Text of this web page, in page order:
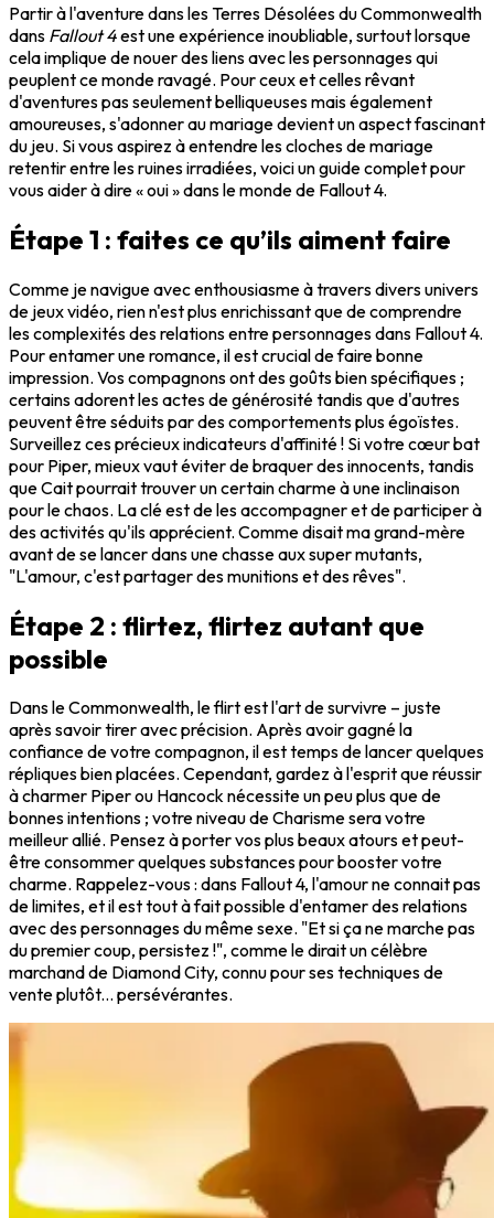
Partir à l'aventure dans les Terres Désolées du Commonwealth
dans Fallout 4est une expérience inoubliable, surtout lorsque
cela implique de nouer des liens avec les personnages qui
peuplent ce monde ravagé. Pour ceux et celles rêvant
d'aventures pas seulement belliqueuses mais également
amoureuses, s'adonner au mariage devient un aspect fascinant
du jeu. Si vous aspirez à entendre les cloches de mariage
retentir entre les ruines irradiées, voici un guide complet pour
vous aider à dire « oui » dans le monde de Fallout 4.
Étape 1 : faites ce qu’ils aiment faire
Comme je navigue avec enthousiasme à travers divers univers
de jeux vidéo, rien n'est plus enrichissant que de comprendre
les complexités des relations entre personnages dans Fallout 4.
Pour entamer une romance, il est crucial de faire bonne
impression. Vos compagnons ont des goûts bien spécifiques ;
certains adorent les actes de générosité tandis que d'autres
peuvent être séduits par des comportements plus égoïstes.
Surveillez ces précieux indicateurs d'affinité ! Si votre cœur bat
pour Piper, mieux vaut éviter de braquer des innocents, tandis
que Cait pourrait trouver un certain charme à une inclinaison
pour le chaos. La clé est de les accompagner et de participer à
des activités qu'ils apprécient. Comme disait ma grand-mère
avant de se lancer dans une chasse aux super mutants,
"L'amour, c'est partager des munitions et des rêves".
Étape 2 : flirtez, flirtez autant que
possible
Dans le Commonwealth, le flirt est l'art de survivre – juste
après savoir tirer avec précision. Après avoir gagné la
confiance de votre compagnon, il est temps de lancer quelques
répliques bien placées. Cependant, gardez à l'esprit que réussir
à charmer Piper ou Hancock nécessite un peu plus que de
bonnes intentions ; votre niveau de Charisme sera votre
meilleur allié. Pensez à porter vos plus beaux atours et peut-
être consommer quelques substances pour booster votre
charme. Rappelez-vous : dans Fallout 4, l'amour ne connait pas
de limites, et il est tout à fait possible d'entamer des relations
avec des personnages du même sexe. "Et si ça ne marche pas
du premier coup, persistez !", comme le dirait un célèbre
marchand de Diamond City, connu pour ses techniques de
vente plutôt... persévérantes.